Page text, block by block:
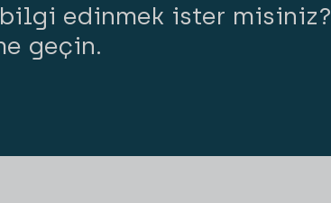
bilgi edinmek ister misiniz?
geçin.